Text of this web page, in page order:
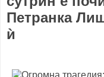
Петранка
ѝ